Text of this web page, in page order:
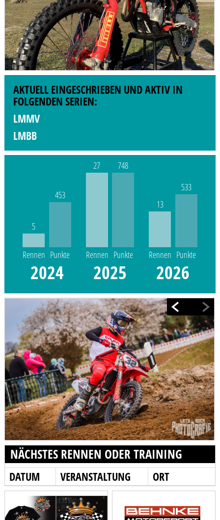
AKTUELL EINGESCHRIEBEN UND AKTIV IN
FOLGENDEN SERIEN:
LMMV
LMBB
5
Rennen
453
Punkte
2024
27
Rennen
748
Punkte
2025
13
Rennen
533
Punkte
2026
NÄCHSTES RENNEN ODER TRAINING
DATUM VERANSTALTUNG ORT